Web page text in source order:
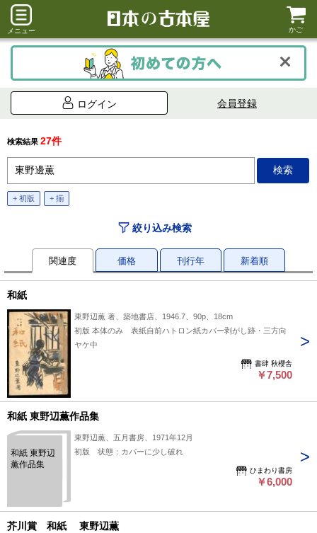
メニュー かご
ログイン 会員登録
検索結果 27件
+ 初版 + 揃
絞り込み検索
関連度 価格 刊行年 新着順
和紙
東野辺薫 著、築地書店、1946.7、90p、18cm
初版 本体のみ 表紙自前ハトロン紙カバー剥がし跡・三方向
ヤケ中
書肆 秋櫻舎
￥7,500
和紙 東野辺薫作品集
和紙 東野辺
薫作品集
東野辺薫、五月書房、1971年12月
初版 状態：カバーに少し破れ
ひまわり書房
￥6,000
芥川賞 和紙 東野辺薫